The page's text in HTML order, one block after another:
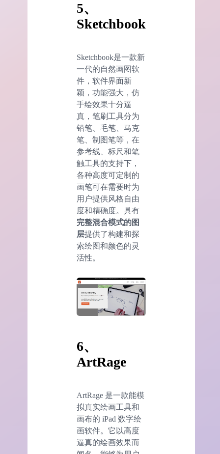
5、
Sketchbook
Sketchbook是一款新
一代的自然画图软
件，软件界面新
颖，功能强大，仿
手绘效果十分逼
真，笔刷工具分为
铅笔、毛笔、马克
笔、制图笔等，在
参考线、标尺和笔
触工具的支持下，
各种高度可定制的
画笔可在需要时为
用户提供风格自由
度和精确度。具有
完整混合模式的图
层提供了构建和探
索绘图和颜色的灵
活性。
6、
ArtRage
ArtRage 是一款能模
拟真实绘画工具和
画布的 iPad 数字绘
画软件。它以高度
逼真的绘画效果而